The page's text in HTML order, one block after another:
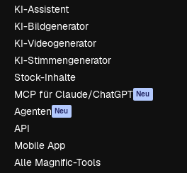
KI-Assistent
KI-Bildgenerator
KI-Videogenerator
KI-Stimmengenerator
Stock-Inhalte
MCP für Claude/ChatGPT Neu
Agenten Neu
API
Mobile App
Alle Magnific-Tools